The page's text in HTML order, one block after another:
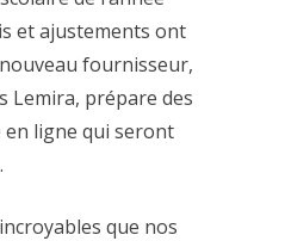
et ajustements ont
fournisseur,
Lemira, prépare des
en ligne qui seront
que nos